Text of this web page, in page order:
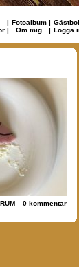
| Fotoalbum |
| Om mig | Logga
| 0 kommentar